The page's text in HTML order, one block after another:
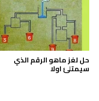
حل لغز ماهو الرقم الذي
سيمتلئ اولا